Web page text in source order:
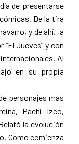
de presentarse
De la tira
y de ahí, a
Jueves” y con
Al
en su propia
personajes más
Pachi Izco,
la evolución
Como comienza